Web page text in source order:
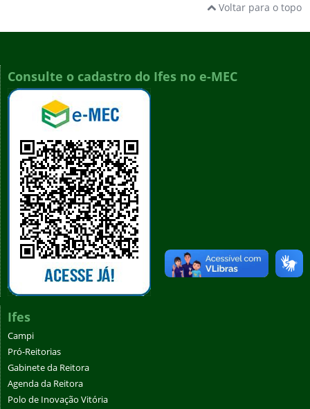
Voltar para o topo
Consulte o cadastro do Ifes no e-MEC
Ifes
Campi
Pró-Reitorias
Gabinete da Reitora
Agenda da Reitora
Polo de Inovação Vitória